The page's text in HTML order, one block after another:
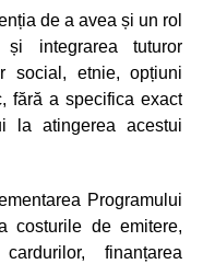
de a avea și un rol
și integrarea tuturor
social, etnie, opțiuni
fără a specifica exact
la atingerea acestui
Programului
costurile de emitere,
finanțarea